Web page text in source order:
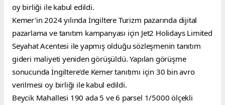
oy birliği ile kabul edildi.
Kemer'in 2024 yılında İngiltere Turizm pazarında dijital
pazarlama ve tanıtım kampanyası için Jet2 Holidays Limited
Seyahat Acentesi ile yapmış olduğu sözleşmenin tanıtım
gideri maliyeti yeniden görüşüldü. Yapılan görüşme
sonucunda İngiltere'de Kemer tanıtımı için 30 bin avro
verilmesi oy birliği ile kabul edildi.
Beycik Mahallesi 190 ada 5 ve 6 parsel 1/5000 ölçekli